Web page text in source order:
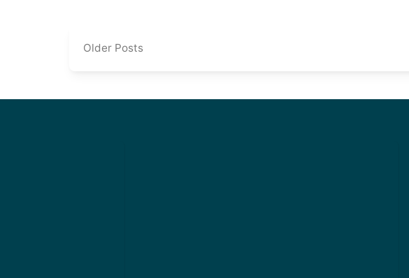
Older Posts